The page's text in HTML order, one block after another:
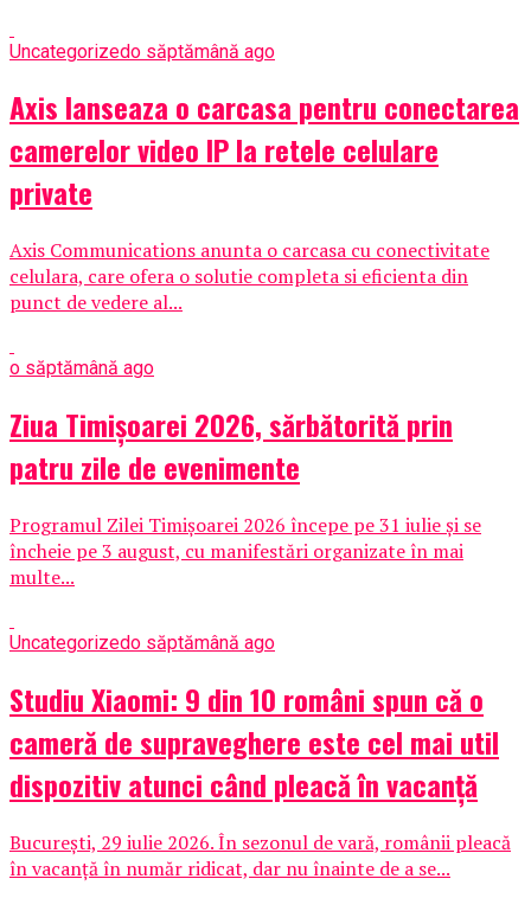
Uncategorizedo săptămână ago
Axis lanseaza o carcasa pentru conectarea
camerelor video IP la retele celulare
private
Axis Communications anunta o carcasa cu conectivitate
celulara, care ofera o solutie completa si eficienta din
punct de vedere al...
o săptămână ago
Ziua Timișoarei 2026, sărbătorită prin
patru zile de evenimente
Programul Zilei Timișoarei 2026 începe pe 31 iulie și se
încheie pe 3 august, cu manifestări organizate în mai
multe...
Uncategorizedo săptămână ago
Studiu Xiaomi: 9 din 10 români spun că o
cameră de supraveghere este cel mai util
dispozitiv atunci când pleacă în vacanță
București, 29 iulie 2026. În sezonul de vară, românii pleacă
în vacanță în număr ridicat, dar nu înainte de a se...